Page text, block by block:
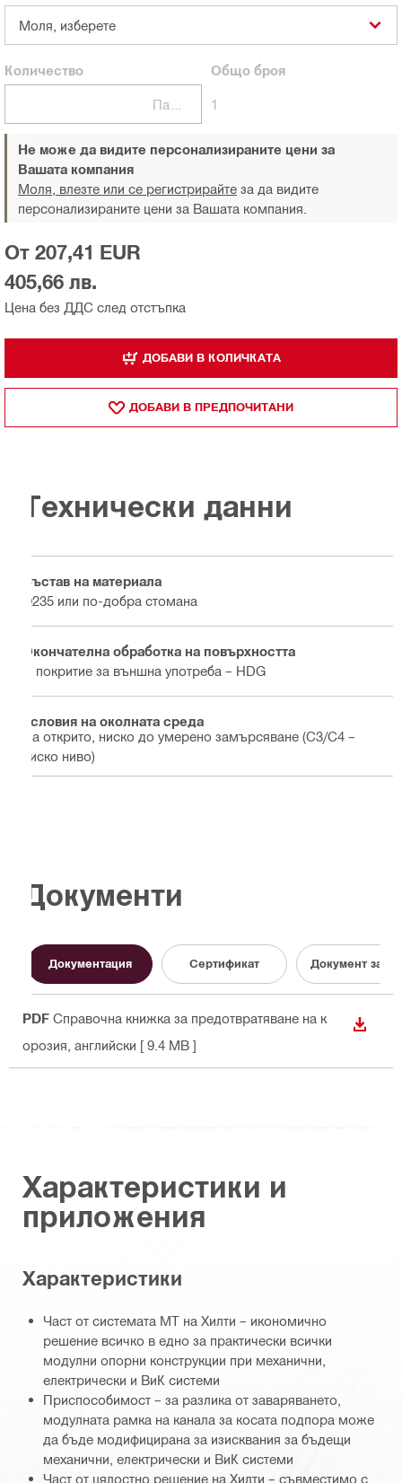
Моля, изберете
Количество Общо броя
1
Не може да видите персонализираните цени за
Вашата компания
Моля, влезте или се регистрирайте за да видите
персонализираните цени за Вашата компания.
Цена без ДДС след отстъпка
От 207,41 EUR
405,66 лв.
ДОБАВИ В КОЛИЧКАТА
ДОБАВИ В ПРЕДПОЧИТАНИ
Технически данни
Състав на материала
Q235 или по-добра стомана
Окончателна обработка на повърхността
С покритие за външна употреба – HDG
Условия на околната среда
На открито, ниско до умерено замърсяване (C3/С4 –
ниско ниво)
Документи
Документация Cертификат Документ за
PDF Справочна книжка за предотвратяване на к
орозия , английски [ 9.4 MB ]
Характеристики и
приложения
Характеристики
Част от системата MT на Хилти – икономично
решение всичко в едно за практически всички
модулни опорни конструкции при механични,
електрически и ВиК системи
Приспособимост – за разлика от заваряването,
модулната рамка на канала за косата подпора може
да бъде модифицирана за изисквания за бъдещи
механични, електрически и ВиК системи
Част от цялостно решение на Хилти – съвместимо с